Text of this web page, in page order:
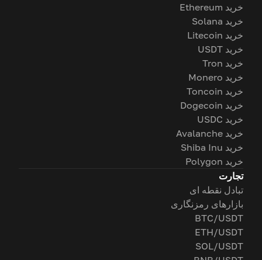
خرید Ethereum
خرید Solana
خرید Litecoin
خرید USDT
خرید Tron
خرید Monero
خرید Toncoin
خرید Dogecoin
خرید USDC
خرید Avalanche
خرید Shiba Inu
خرید Polygon
تجارت
تبادل نقطه ای
بازارهای رمزنگاری
BTC/USDT
ETH/USDT
SOL/USDT